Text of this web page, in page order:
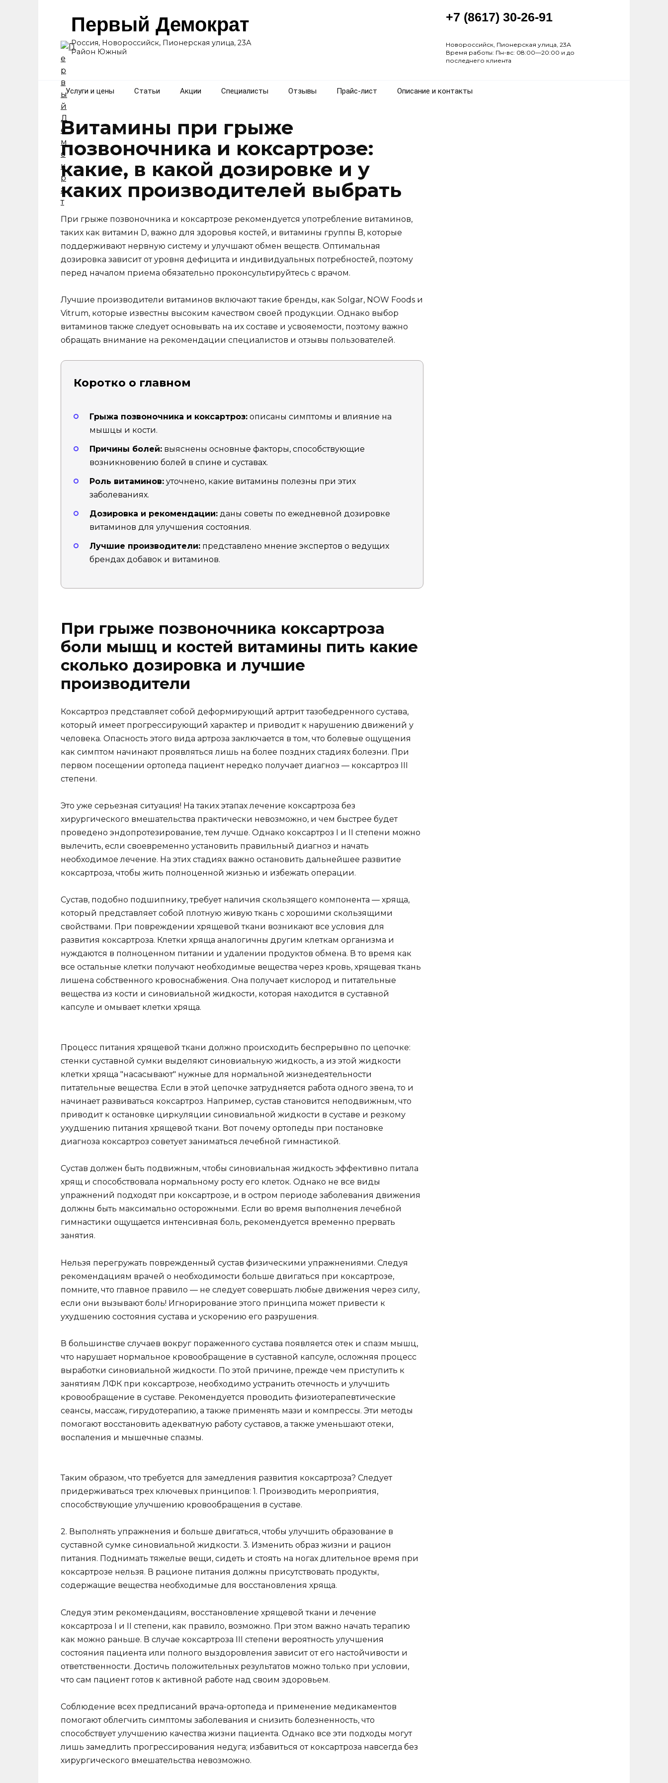
Первый Демократ
Россия, Новороссийск, Пионерская улица, 23А
Район Южный
+7 (8617) 30-26-91
Новороссийск, Пионерская улица, 23А
Время работы: Пн-вс: 08:00—20:00 и до
последнего клиента
Услуги и цены Статьи Акции Специалисты Отзывы Прайс-лист Описание и контакты
Витамины при грыже
позвоночника и коксартрозе:
какие, в какой дозировке и у
каких производителей выбрать
При грыже позвоночника и коксартрозе рекомендуется употребление витаминов,
таких как витамин D, важно для здоровья костей, и витамины группы B, которые
поддерживают нервную систему и улучшают обмен веществ. Оптимальная
дозировка зависит от уровня дефицита и индивидуальных потребностей, поэтому
перед началом приема обязательно проконсультируйтесь с врачом.
Лучшие производители витаминов включают такие бренды, как Solgar, NOW Foods и
Vitrum, которые известны высоким качеством своей продукции. Однако выбор
витаминов также следует основывать на их составе и усвояемости, поэтому важно
обращать внимание на рекомендации специалистов и отзывы пользователей.
Коротко о главном
Грыжа позвоночника и коксартроз: описаны симптомы и влияние на
мышцы и кости.
Причины болей: выяснены основные факторы, способствующие
возникновению болей в спине и суставах.
Роль витаминов: уточнено, какие витамины полезны при этих
заболеваниях.
Дозировка и рекомендации: даны советы по ежедневной дозировке
витаминов для улучшения состояния.
Лучшие производители: представлено мнение экспертов о ведущих
брендах добавок и витаминов.
При грыже позвоночника коксартроза
боли мышц и костей витамины пить какие
сколько дозировка и лучшие
производители
Коксартроз представляет собой деформирующий артрит тазобедренного сустава,
который имеет прогрессирующий характер и приводит к нарушению движений у
человека. Опасность этого вида артроза заключается в том, что болевые ощущения
как симптом начинают проявляться лишь на более поздних стадиях болезни. При
первом посещении ортопеда пациент нередко получает диагноз — коксартроз III
степени.
Это уже серьезная ситуация! На таких этапах лечение коксартроза без
хирургического вмешательства практически невозможно, и чем быстрее будет
проведено эндопротезирование, тем лучше. Однако коксартроз I и II степени можно
вылечить, если своевременно установить правильный диагноз и начать
необходимое лечение. На этих стадиях важно остановить дальнейшее развитие
коксартроза, чтобы жить полноценной жизнью и избежать операции.
Сустав, подобно подшипнику, требует наличия скользящего компонента — хряща,
который представляет собой плотную живую ткань с хорошими скользящими
свойствами. При повреждении хрящевой ткани возникают все условия для
развития коксартроза. Клетки хряща аналогичны другим клеткам организма и
нуждаются в полноценном питании и удалении продуктов обмена. В то время как
все остальные клетки получают необходимые вещества через кровь, хрящевая ткань
лишена собственного кровоснабжения. Она получает кислород и питательные
вещества из кости и синовиальной жидкости, которая находится в суставной
капсуле и омывает клетки хряща.
Процесс питания хрящевой ткани должно происходить беспрерывно по цепочке:
стенки суставной сумки выделяют синовиальную жидкость, а из этой жидкости
клетки хряща "насасывают" нужные для нормальной жизнедеятельности
питательные вещества. Если в этой цепочке затрудняется работа одного звена, то и
начинает развиваться коксартроз. Например, сустав становится неподвижным, что
приводит к остановке циркуляции синовиальной жидкости в суставе и резкому
ухудшению питания хрящевой ткани. Вот почему ортопеды при постановке
диагноза коксартроз советует заниматься лечебной гимнастикой.
Сустав должен быть подвижным, чтобы синовиальная жидкость эффективно питала
хрящ и способствовала нормальному росту его клеток. Однако не все виды
упражнений подходят при коксартрозе, и в остром периоде заболевания движения
должны быть максимально осторожными. Если во время выполнения лечебной
гимнастики ощущается интенсивная боль, рекомендуется временно прервать
занятия.
Нельзя перегружать поврежденный сустав физическими упражнениями. Следуя
рекомендациям врачей о необходимости больше двигаться при коксартрозе,
помните, что главное правило — не следует совершать любые движения через силу,
если они вызывают боль! Игнорирование этого принципа может привести к
ухудшению состояния сустава и ускорению его разрушения.
В большинстве случаев вокруг пораженного сустава появляется отек и спазм мышц,
что нарушает нормальное кровообращение в суставной капсуле, осложняя процесс
выработки синовиальной жидкости. По этой причине, прежде чем приступить к
занятиям ЛФК при коксартрозе, необходимо устранить отечность и улучшить
кровообращение в суставе. Рекомендуется проводить физиотерапевтические
сеансы, массаж, гирудотерапию, а также применять мази и компрессы. Эти методы
помогают восстановить адекватную работу суставов, а также уменьшают отеки,
воспаления и мышечные спазмы.
Таким образом, что требуется для замедления развития коксартроза? Следует
придерживаться трех ключевых принципов: 1. Производить мероприятия,
способствующие улучшению кровообращения в суставе.
2. Выполнять упражнения и больше двигаться, чтобы улучшить образование в
суставной сумке синовиальной жидкости. 3. Изменить образ жизни и рацион
питания. Поднимать тяжелые вещи, сидеть и стоять на ногах длительное время при
коксартрозе нельзя. В рационе питания должны присутствовать продукты,
содержащие вещества необходимые для восстановления хряща.
Следуя этим рекомендациям, восстановление хрящевой ткани и лечение
коксартроза I и II степени, как правило, возможно. При этом важно начать терапию
как можно раньше. В случае коксартроза III степени вероятность улучшения
состояния пациента или полного выздоровления зависит от его настойчивости и
ответственности. Достичь положительных результатов можно только при условии,
что сам пациент готов к активной работе над своим здоровьем.
Соблюдение всех предписаний врача-ортопеда и применение медикаментов
помогают облегчить симптомы заболевания и снизить болезненность, что
способствует улучшению качества жизни пациента. Однако все эти подходы могут
лишь замедлить прогрессирования недуга; избавиться от коксартроза навсегда без
хирургического вмешательства невозможно.